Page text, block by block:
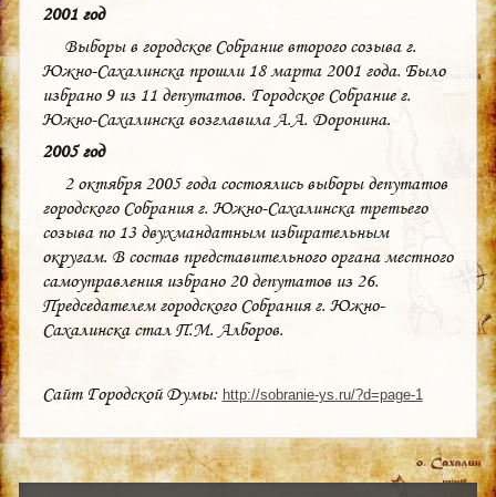
2001 год
Выборы в городское Собрание второго созыва г.
Южно-Сахалинска прошли 18 марта 2001 года. Было
избрано 9 из 11 депутатов. Городское Собрание г.
Южно-Сахалинска возглавила А.А. Доронина.
2005 год
2 октября 2005 года состоялись выборы депутатов
городского Собрания г. Южно-Сахалинска третьего
созыва по 13 двухмандатным избирательным
округам. В состав представительного органа местного
самоуправления избрано 20 депутатов из 26.
Председателем городского Собрания г. Южно-
Сахалинска стал П.М. Алборов.
Сайт Городской Думы: http://sobranie-ys.ru/?d=page-1